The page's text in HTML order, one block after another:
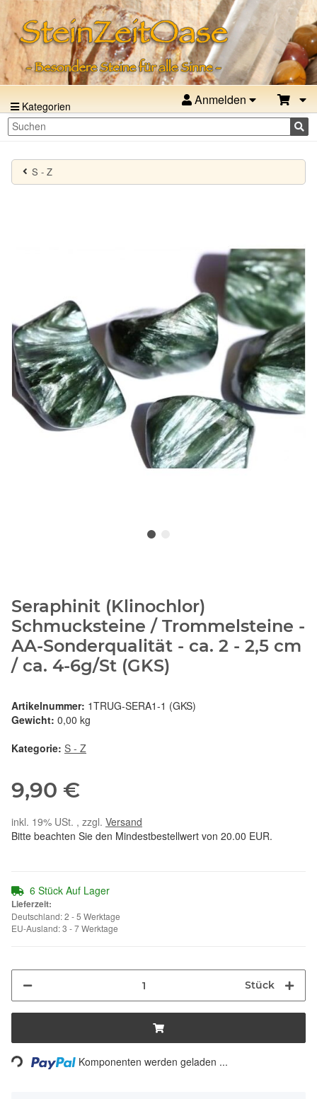
Kategorien Anmelden
S - Z
Seraphinit (Klinochlor)
Schmucksteine / Trommelsteine -
AA-Sonderqualität - ca. 2 - 2,5 cm
/ ca. 4-6g/St (GKS)
Artikelnummer: 1TRUG-SERA1-1 (GKS)
Gewicht: 0,00 kg
Kategorie: S - Z
9,90 €
inkl. 19% USt. , zzgl. Versand
Bitte beachten Sie den Mindestbestellwert von 20.00 EUR.
6 Stück Auf Lager
Lieferzeit:
Deutschland: 2 - 5 Werktage
EU-Ausland: 3 - 7 Werktage
Stück
Loading... Komponenten werden geladen ...